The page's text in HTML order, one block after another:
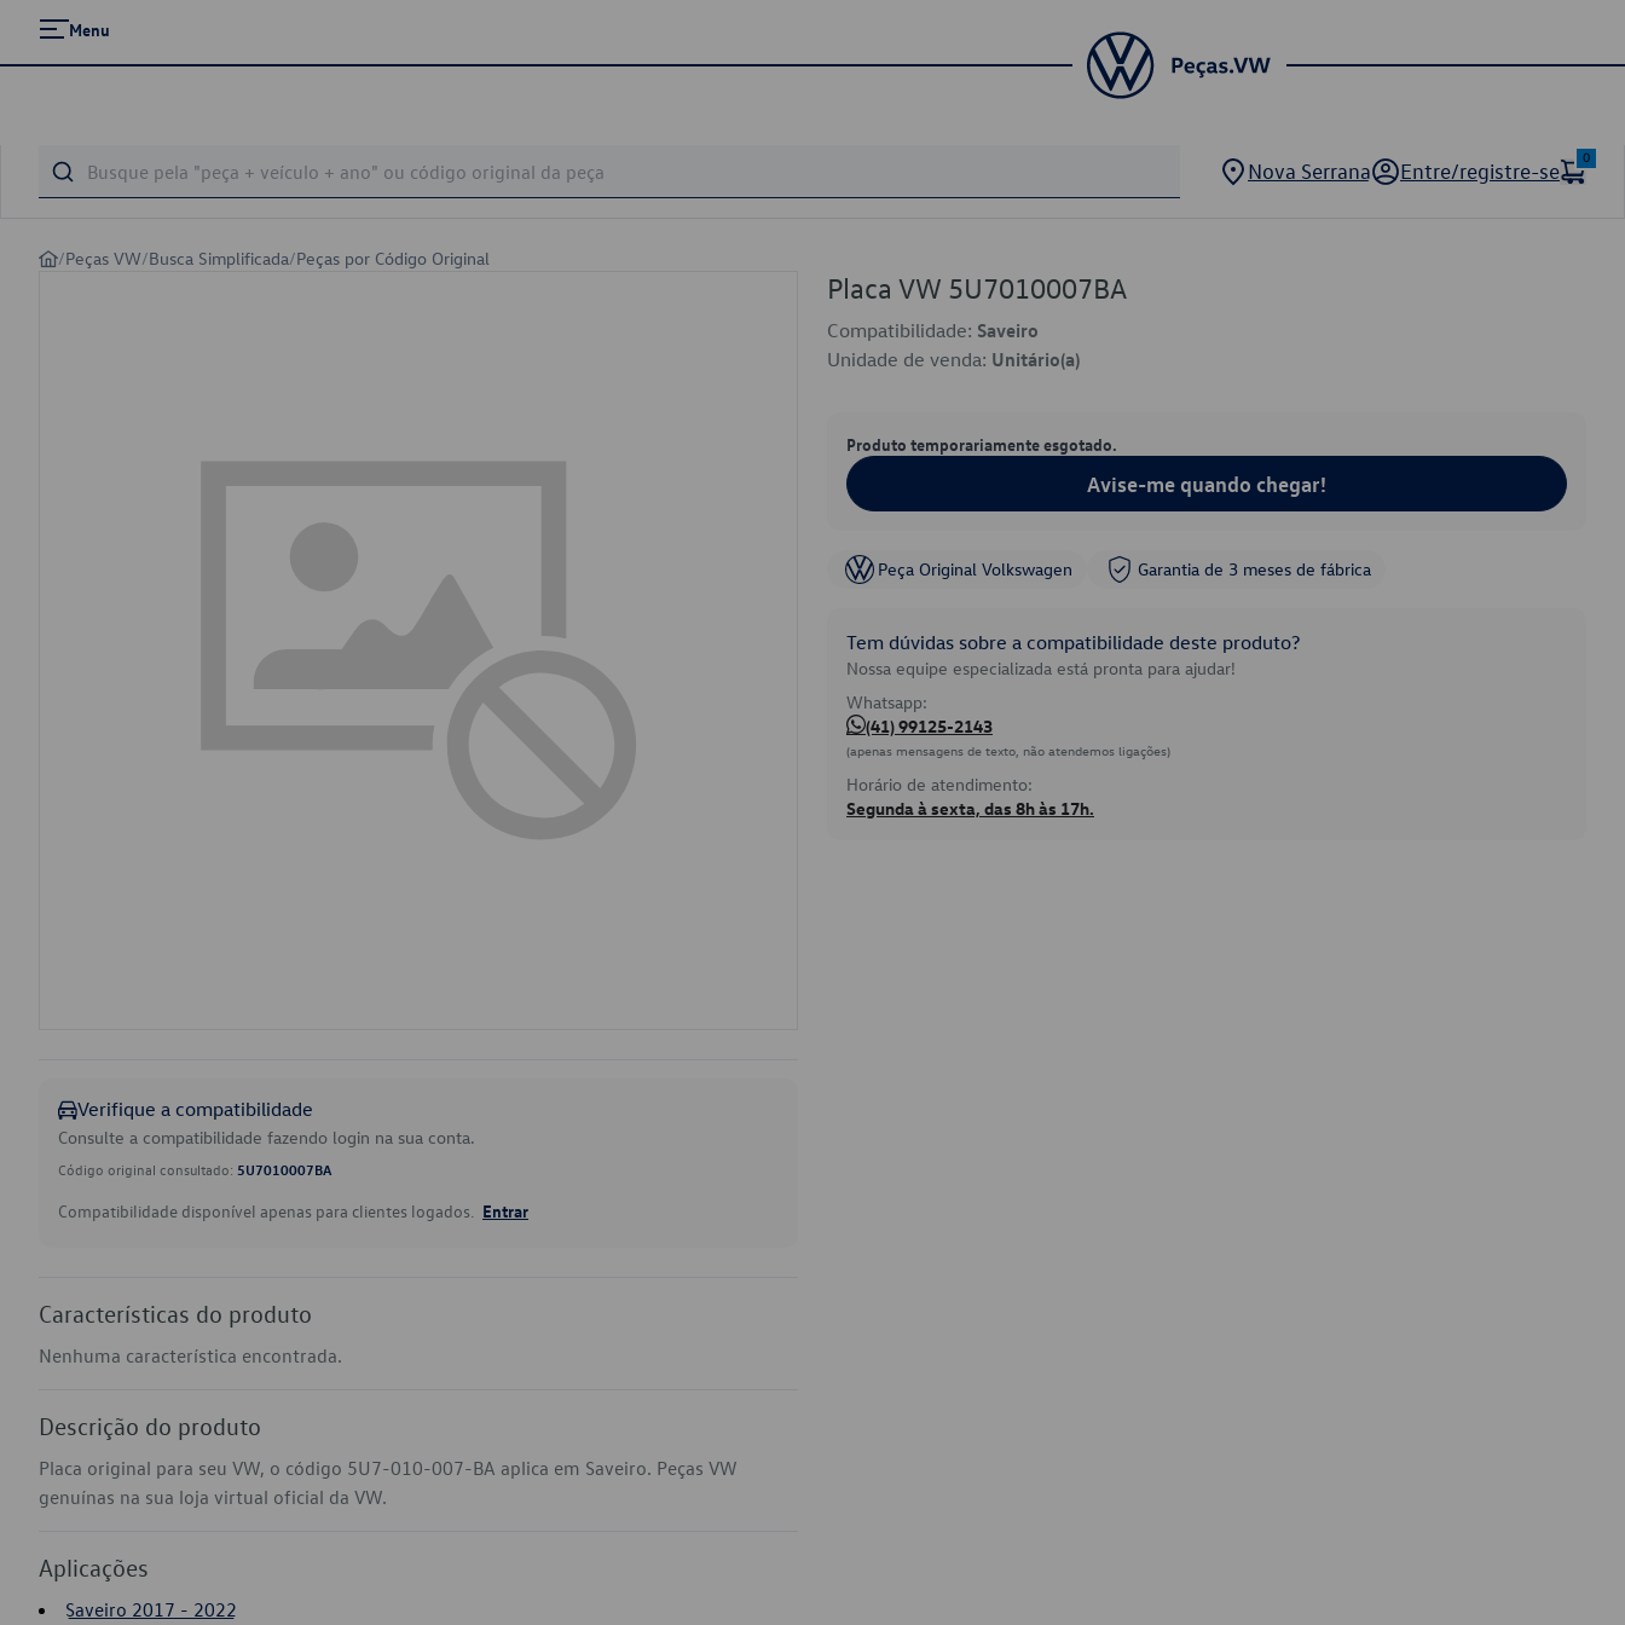
Menu
Nova Serrana Entre/registre-se
0
/Peças VW/Busca Simplificada/Peças por Código Original
Verifique a compatibilidade
Consulte a compatibilidade fazendo login na sua conta.
Código original consultado: 5U7010007BA
Compatibilidade disponível apenas para clientes logados. Entrar
Características do produto
Nenhuma característica encontrada.
Descrição do produto
Placa original para seu VW, o código 5U7-010-007-BA aplica em Saveiro. Peças VW
genuínas na sua loja virtual oficial da VW.
Aplicações
Saveiro 2017 - 2022
Placa VW 5U7010007BA
Compatibilidade: Saveiro
Unidade de venda: Unitário(a)
Produto temporariamente esgotado.
Avise-me quando chegar!
Peça Original Volkswagen Garantia de 3 meses de fábrica
Tem dúvidas sobre a compatibilidade deste produto?
Nossa equipe especializada está pronta para ajudar!
Whatsapp:
(41) 99125-2143
(apenas mensagens de texto, não atendemos ligações)
Horário de atendimento:
Segunda à sexta, das 8h às 17h.